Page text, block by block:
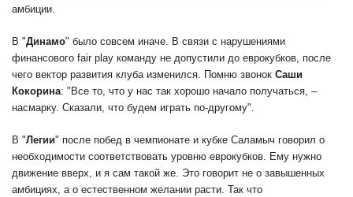
амбиции.
В "Динамо" было совсем иначе. В связи с нарушениями
финансового fair play команду не допустили до еврокубков, после
чего вектор развития клуба изменился. Помню звонок Саши
Кокорина: "Все то, что у нас так хорошо начало получаться, –
насмарку. Сказали, что будем играть по-другому".
В "Легии" после побед в чемпионате и кубке Саламыч говорил о
необходимости соответствовать уровню еврокубков. Ему нужно
движение вверх, и я сам такой же. Это говорит не о завышенных
амбициях, а о естественном желании расти. Так что